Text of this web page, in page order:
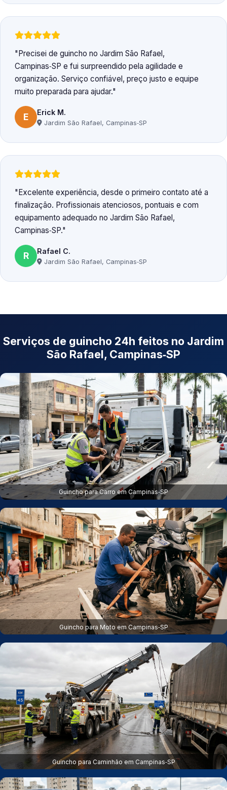
Precisei de guincho no Jardim São Rafael,
Campinas‑SP e fui surpreendido pela agilidade e
organização. Serviço confiável, preço justo e equipe
muito preparada para ajudar.
E Erick M.
Jardim São Rafael, Campinas‑SP
Excelente experiência, desde o primeiro contato até a
finalização. Profissionais atenciosos, pontuais e com
equipamento adequado no Jardim São Rafael,
Campinas‑SP.
R Rafael C.
Jardim São Rafael, Campinas‑SP
Serviços de guincho 24h feitos no Jardim
São Rafael, Campinas‑SP
Guincho para Carro em Campinas‑SP
Guincho para Moto em Campinas‑SP
Guincho para Caminhão em Campinas‑SP